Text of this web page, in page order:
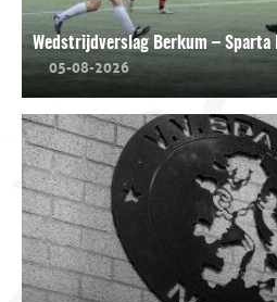
Wedstrijdverslag Berkum – Sparta
05-08-2026